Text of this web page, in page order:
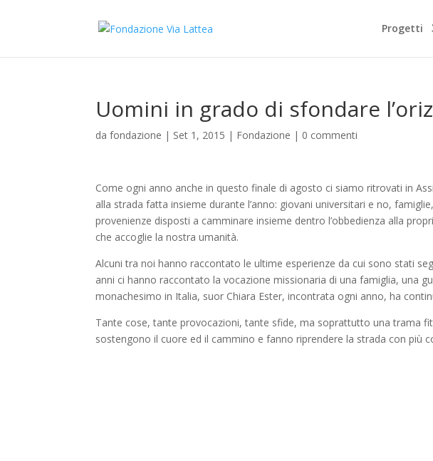
Progetti
Uomini in grado di sfondare
dafondazione | Set 1, 2015 | Fondazione | 0 commenti
Come ogni anno anche in questo finale di agosto ci siamo ritrovati in
alla strada fatta insieme durante l’anno: giovani universitari e no,
provenienze disposti a camminare insieme dentro l’obbedienza alla
che accoglie la nostra umanità.
Alcuni tra noi hanno raccontato le ultime esperienze da cui sono stati
anni ci hanno raccontato la vocazione missionaria di una famiglia, una
monachesimo in Italia, suor Chiara Ester, incontrata ogni anno, ha
Tante cose, tante provocazioni, tante sfide, ma soprattutto una trama
sostengono il cuore ed il cammino e fanno riprendere la strada con più